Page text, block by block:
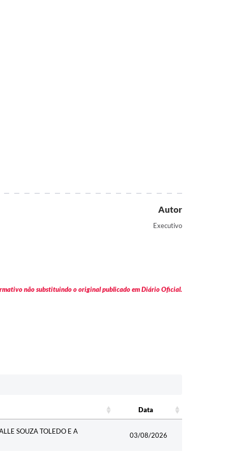
Autor
Executivo
não substituindo o original publicado em Diário Oficial.
Data
SOUZA TOLEDO E A
03/08/2026